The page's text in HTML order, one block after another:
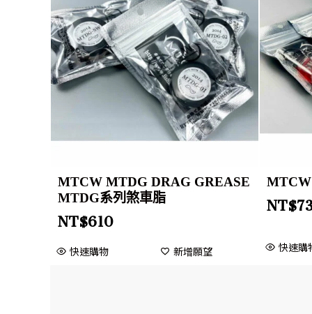
MTCW MTDG DRAG GREASE
MTDG系列煞車脂
NT$610
快速購物 新增願望
NT$
快速購